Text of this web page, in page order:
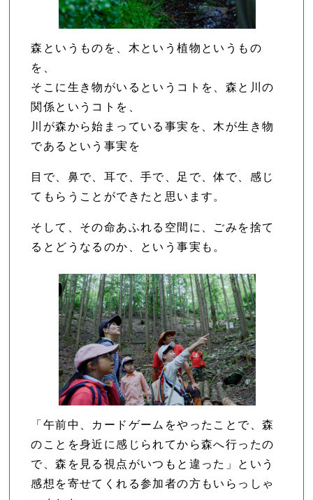
森というものを、木という植物というもの
を、
そこに生き物がいるというコトを、森と川の
関係というコトを、
川が森から始まっている事実を、木が生き物
であるという事実を
目で、鼻で、耳で、手で、足で、体で、感じ
てもらうことができたと思います。
そして、その命あふれる空間に、ごみを捨て
るとどうなるのか、という事実も。
「午前中、カードゲームをやったことで、森
のことを身近に感じられてから森へ行ったの
で、森を見る視点がいつもと違った」という
感想を寄せてくれる参加者の方もいらっしゃ